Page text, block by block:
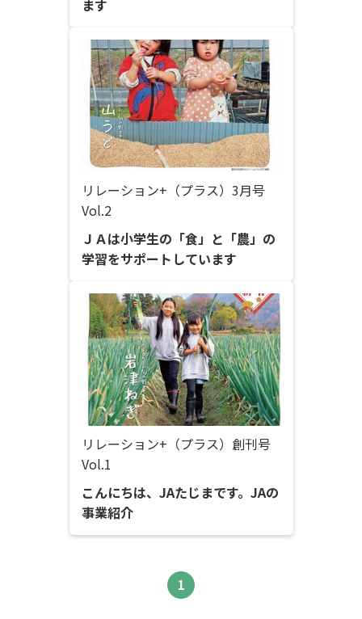
ます
リレーション+（プラス）3月号
Vol.2
ＪＡは小学生の「食」と「農」の
学習をサポートしています
リレーション+（プラス）創刊号
Vol.1
こんにちは、JAたじまです。JAの
事業紹介
1